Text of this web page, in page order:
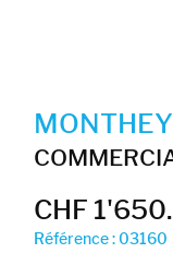
MONTHEY
CHF
Référence : 03160